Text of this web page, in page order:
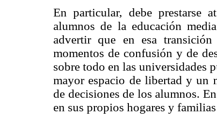
En particular, debe prestarse
alumnos de la educación
advertir que en esa
momentos de confusión y de
sobre todo en las universidades
mayor espacio de libertad y un
de decisiones de los alumnos.
en sus propios hogares y